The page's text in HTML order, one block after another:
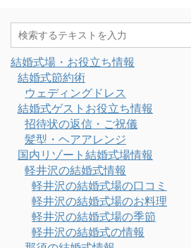
結婚式場・お役立ち情報
結婚式節約術
ウェディングドレス
結婚式ゲストお役立ち情報
招待状の返信・ご祝儀
髪型・ヘアアレンジ
国内リゾート結婚式場情報
軽井沢の結婚式情報
軽井沢の結婚式場の口コミ
軽井沢の結婚式場のお料理
軽井沢の結婚式場の季節
軽井沢の結婚式の情報